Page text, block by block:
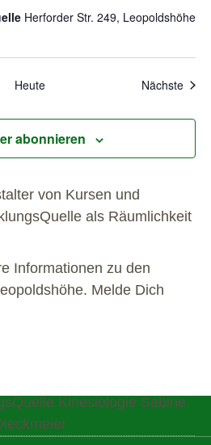
Herforder Str. 249, Leopoldshöhe
Heute Nächste
abonnieren
von Kursen und
als Räumlichkeit
Informationen zu den
Melde Dich